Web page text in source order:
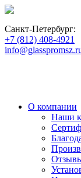
Санкт-Петербург:
+7 (812) 408-4921
О компании
Наши